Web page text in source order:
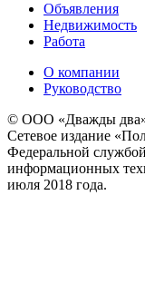
Объявления
Недвижимость
Работа
О компании
Руководство
© ООО «Дважды два»
Сетевое издание
Федеральной
информационных
июля 2018 года.